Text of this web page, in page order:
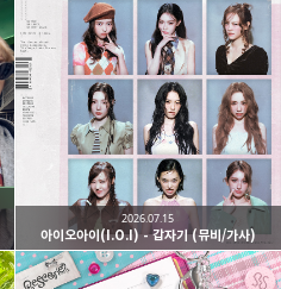
아이오아이(I.O.I) - 갑자기 (뮤비/가사)
2026.07.15